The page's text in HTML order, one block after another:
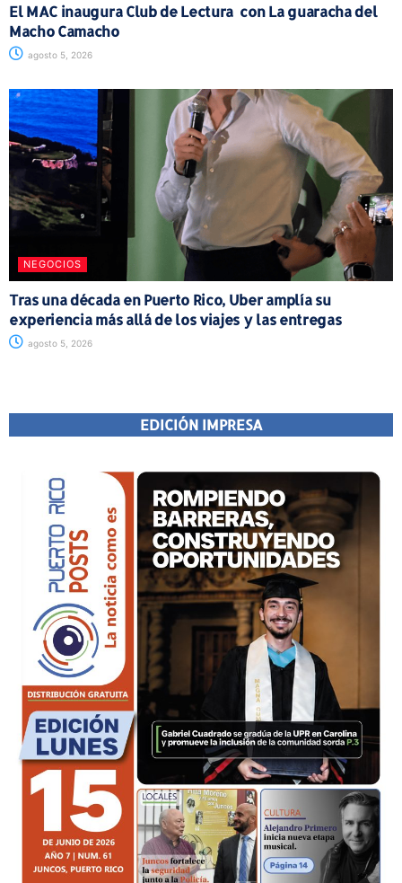
El MAC inaugura Club de Lectura con La guaracha del
Macho Camacho
agosto 5, 2026
NEGOCIOS
Tras una década en Puerto Rico, Uber amplía su
experiencia más allá de los viajes y las entregas
agosto 5, 2026
EDICIÓN IMPRESA